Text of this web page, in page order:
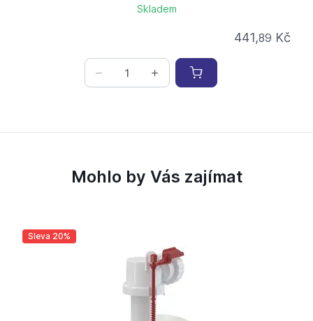
Skladem
441,89 Kč
Mohlo by Vás zajímat
Sleva 20%